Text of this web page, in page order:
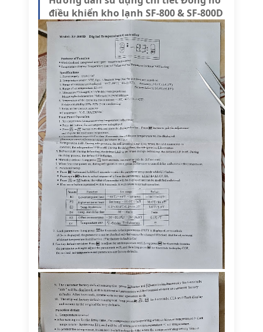
điều khiển kho lạnh SF-800 & SF-800D